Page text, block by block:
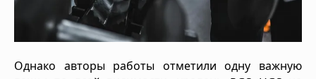
Однако авторы работы отметили одну важную